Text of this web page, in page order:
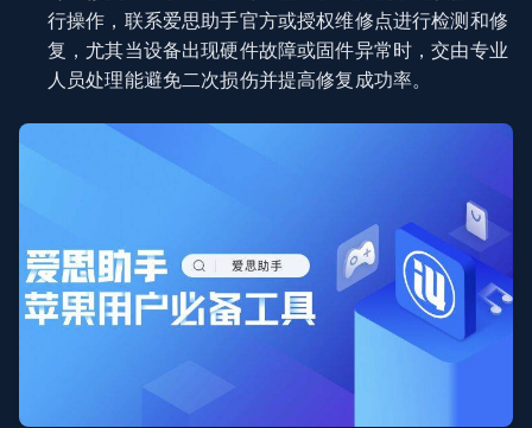
行操作，联系爱思助手官方或授权维修点进行检测和修
复，尤其当设备出现硬件故障或固件异常时，交由专业
人员处理能避免二次损伤并提高修复成功率。